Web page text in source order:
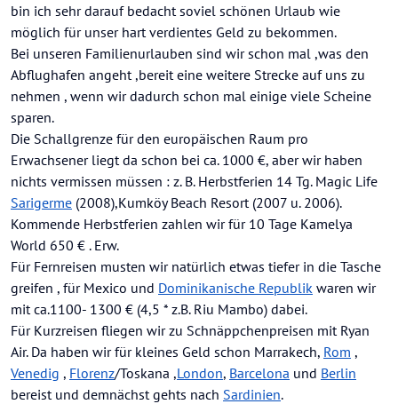
bin ich sehr darauf bedacht soviel schönen Urlaub wie
möglich für unser hart verdientes Geld zu bekommen.
Bei unseren Familienurlauben sind wir schon mal ,was den
Abflughafen angeht ,bereit eine weitere Strecke auf uns zu
nehmen , wenn wir dadurch schon mal einige viele Scheine
sparen.
Die Schallgrenze für den europäischen Raum pro
Erwachsener liegt da schon bei ca. 1000 €, aber wir haben
nichts vermissen müssen : z. B. Herbstferien 14 Tg. Magic Life
Sarigerme (2008),Kumköy Beach Resort (2007 u. 2006).
Kommende Herbstferien zahlen wir für 10 Tage Kamelya
World 650 € . Erw.
Für Fernreisen musten wir natürlich etwas tiefer in die Tasche
greifen , für Mexico und Dominikanische Republik waren wir
mit ca.1100- 1300 € (4,5 * z.B. Riu Mambo) dabei.
Für Kurzreisen fliegen wir zu Schnäppchenpreisen mit Ryan
Air. Da haben wir für kleines Geld schon Marrakech, Rom ,
Venedig , Florenz/Toskana ,London, Barcelona und Berlin
bereist und demnächst gehts nach Sardinien.